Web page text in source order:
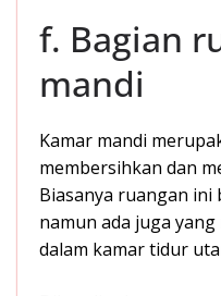
f. Bagian
mandi
Kamar mandi
membersihkan dan
Biasanya ruangan ini
namun ada juga
dalam kamar tidur